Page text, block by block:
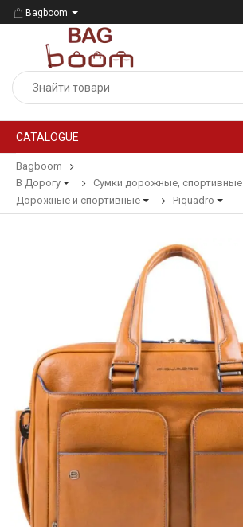
Bagboom
CATALOGUE
Bagboom
В Дорогу
Сумки дорожные, спортивные
Дорожные и спортивные
Piquadro